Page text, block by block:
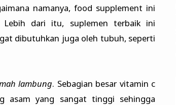
namanya, food supplement ini
dari itu, suplemen terbaik ini
dibutuhkan juga oleh tubuh, seperti
lambung. Sebagian besar vitamin c
asam yang sangat tinggi sehingga